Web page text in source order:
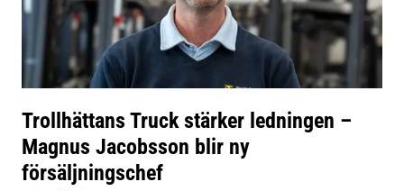
Trollhättans Truck stärker ledningen –
Magnus Jacobsson blir ny
försäljningschef